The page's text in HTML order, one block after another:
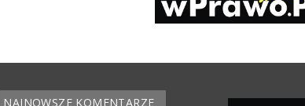
NAJNOWSZE KOMENTARZE